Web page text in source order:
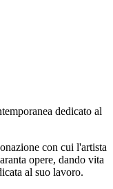
dedicato al
con cui l'artista
opere, dando vita
al suo lavoro.